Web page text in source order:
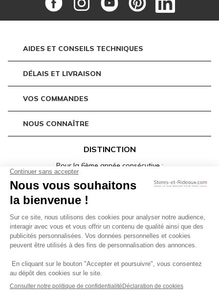
AIDES ET CONSEILS TECHNIQUES
DÉLAIS ET LIVRAISON
VOS COMMANDES
NOUS CONNAÎTRE
DISTINCTION
Pour la 6ème année consécutive :
CGV Mentions Légales